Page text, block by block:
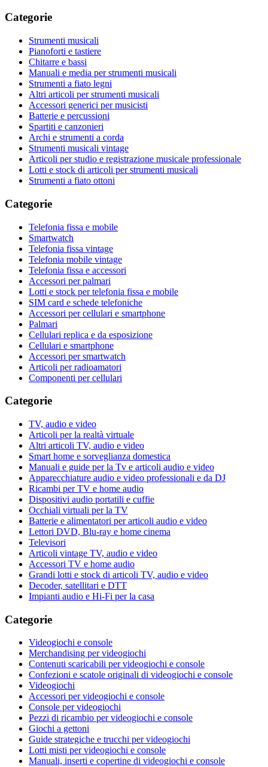
Categorie
Strumenti musicali
Pianoforti e tastiere
Chitarre e bassi
Manuali e media per strumenti musicali
Strumenti a fiato legni
Altri articoli per strumenti musicali
Accessori generici per musicisti
Batterie e percussioni
Spartiti e canzonieri
Archi e strumenti a corda
Strumenti musicali vintage
Articoli per studio e registrazione musicale professionale
Lotti e stock di articoli per strumenti musicali
Strumenti a fiato ottoni
Categorie
Telefonia fissa e mobile
Smartwatch
Telefonia fissa vintage
Telefonia mobile vintage
Telefonia fissa e accessori
Accessori per palmari
Lotti e stock per telefonia fissa e mobile
SIM card e schede telefoniche
Accessori per cellulari e smartphone
Palmari
Cellulari replica e da esposizione
Cellulari e smartphone
Accessori per smartwatch
Articoli per radioamatori
Componenti per cellulari
Categorie
TV, audio e video
Articoli per la realtà virtuale
Altri articoli TV, audio e video
Smart home e sorveglianza domestica
Manuali e guide per la Tv e articoli audio e video
Apparecchiature audio e video professionali e da DJ
Ricambi per TV e home audio
Dispositivi audio portatili e cuffie
Occhiali virtuali per la TV
Batterie e alimentatori per articoli audio e video
Lettori DVD, Blu-ray e home cinema
Televisori
Articoli vintage TV, audio e video
Accessori TV e home audio
Grandi lotti e stock di articoli TV, audio e video
Decoder, satellitari e DTT
Impianti audio e Hi-Fi per la casa
Categorie
Videogiochi e console
Merchandising per videogiochi
Contenuti scaricabili per videogiochi e console
Confezioni e scatole originali di videogiochi e console
Videogiochi
Accessori per videogiochi e console
Console per videogiochi
Pezzi di ricambio per videogiochi e console
Giochi a gettoni
Guide strategiche e trucchi per videogiochi
Lotti misti per videogiochi e console
Manuali, inserti e copertine di videogiochi e console